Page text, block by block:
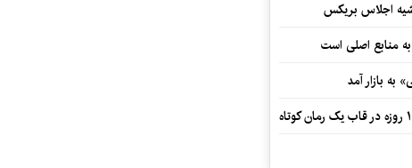
اجلاس بریکس
منابع اصلی است
به بازار آمد